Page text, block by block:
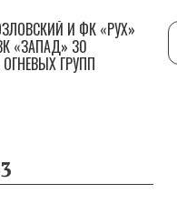
И ФК «РУХ»
«ЗАПАД» 30
ГРУПП